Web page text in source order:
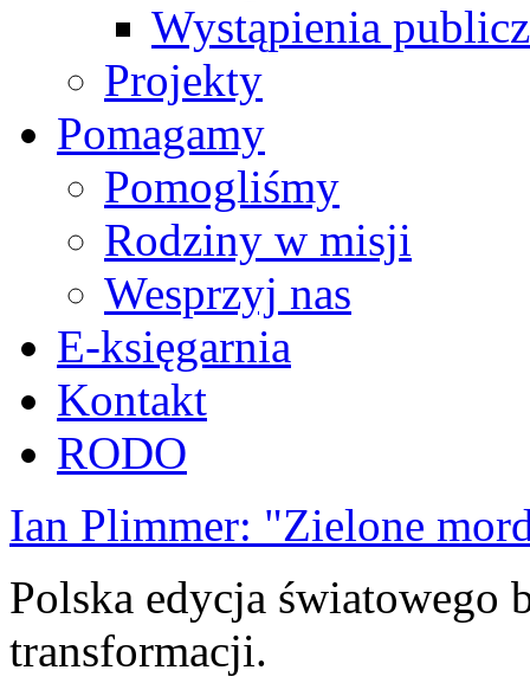
Wystąpienia
Projekty
Pomagamy
Pomogliśmy
Rodziny w misji
Wesprzyj nas
E-księgarnia
Kontakt
RODO
Ian Plimmer: "Zielone
Polska edycja światowego
transformacji.